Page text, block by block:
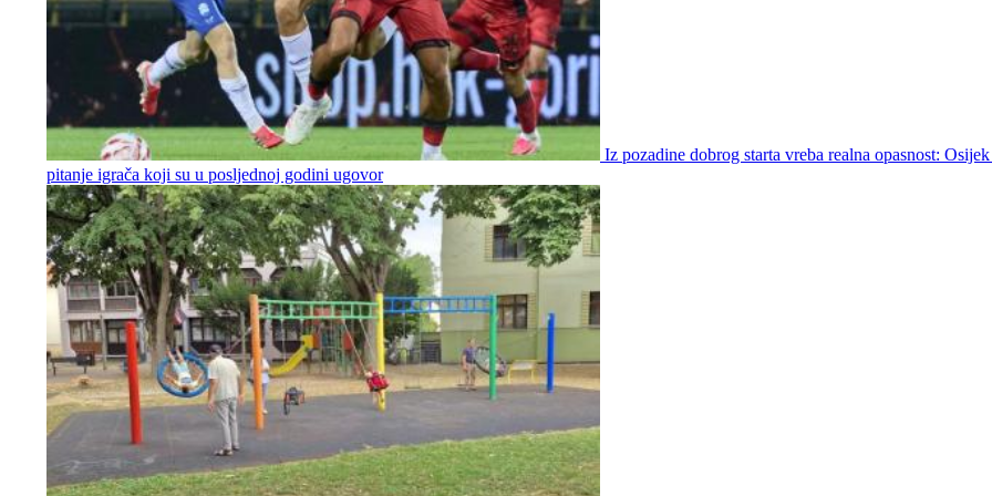
Iz pozadine dobrog starta vreba realna opasnost: Osijek
pitanje igrača koji su u posljednoj godini ugovor